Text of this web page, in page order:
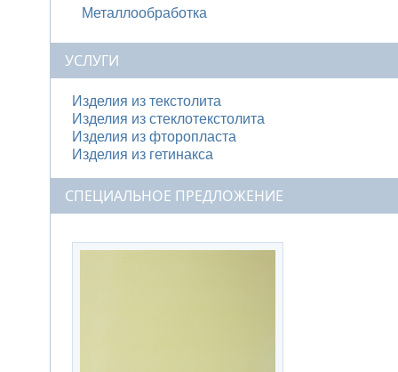
Металлообработка
УСЛУГИ
Изделия из текстолита
Изделия из стеклотекстолита
Изделия из фторопласта
Изделия из гетинакса
СПЕЦИАЛЬНОЕ ПРЕДЛОЖЕНИЕ